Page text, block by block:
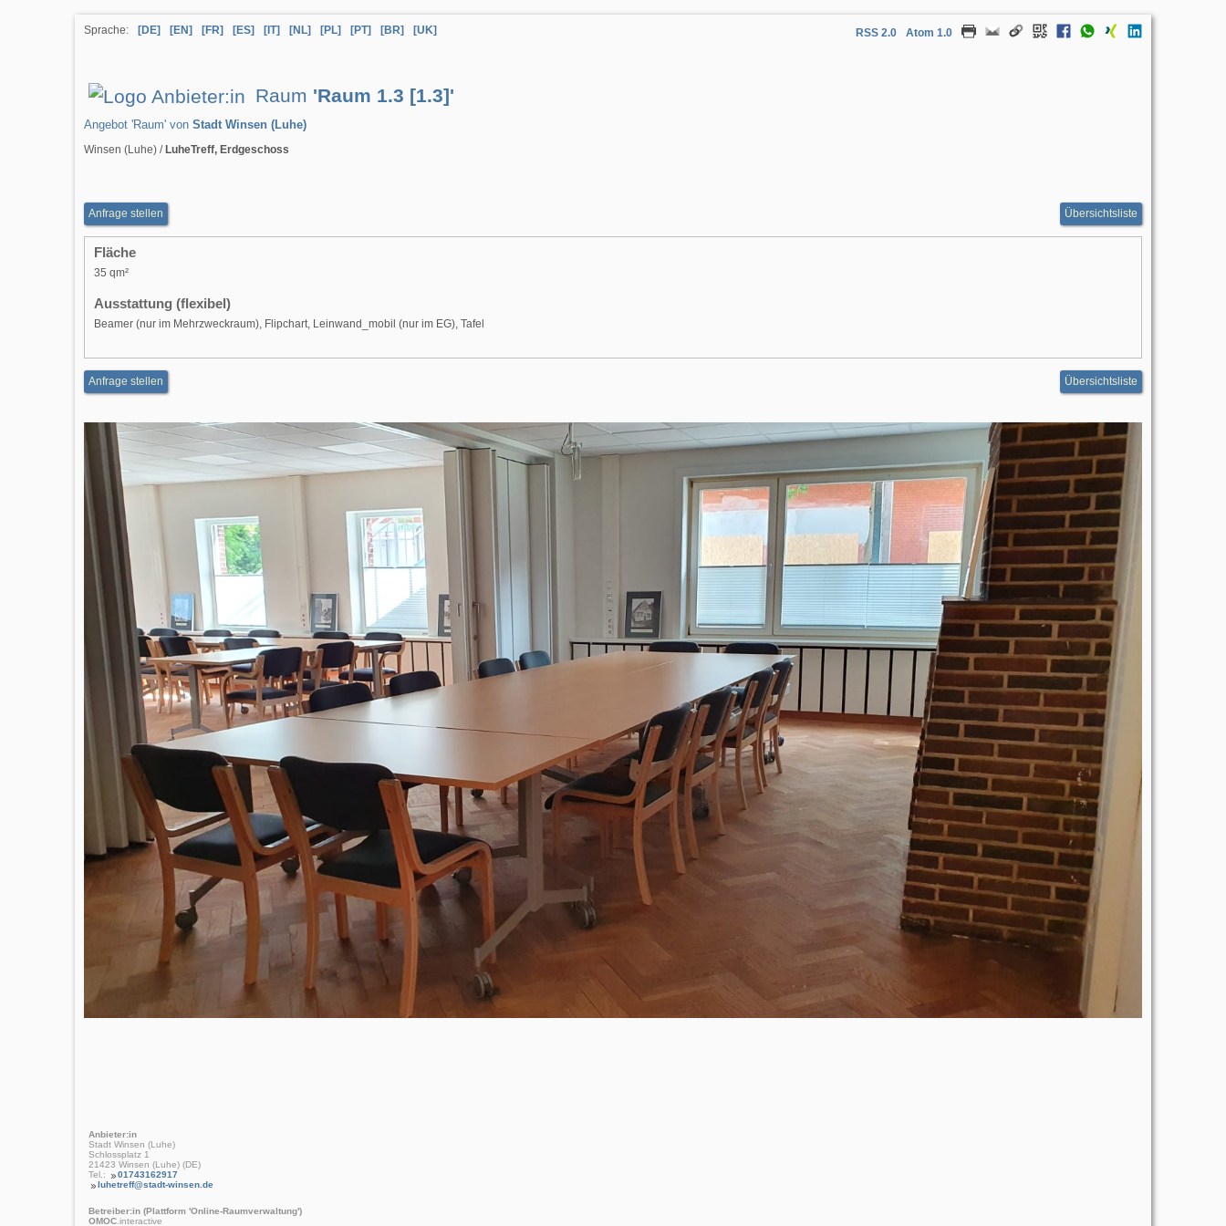
Sprache: [DE] [EN] [FR] [ES] [IT] [NL] [PL] [PT] [BR] [UK] RSS 2.0 Atom 1.0
Raum 'Raum 1.3 [1.3]'
Angebot 'Raum' von Stadt Winsen (Luhe)
Winsen (Luhe) / LuheTreff, Erdgeschoss
Anfrage stellen Übersichtsliste
Fläche
35 qm²
Ausstattung (flexibel)
Beamer (nur im Mehrzweckraum), Flipchart, Leinwand_mobil (nur im EG), Tafel
Anfrage stellen Übersichtsliste
Anbieter:in
Stadt Winsen (Luhe)
Schlossplatz 1
21423 Winsen (Luhe) (DE)
Tel.:
01743162917
luhetreff@stadt-winsen.de
Betreiber:in (Plattform 'Online-Raumverwaltung')
OMOC .interactive